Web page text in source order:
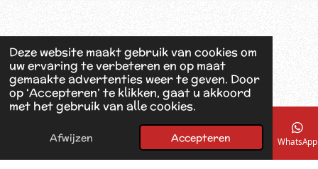
Deze website maakt gebruik van cookies om
uw ervaring te verbeteren en op maat
gemaakte advertenties weer te geven. Door
op ‘Accepteren’ te klikken, gaat u akkoord
met het gebruik van alle cookies.
Afwijzen Accepteren
E-mailadres Telefoonnummer Kaart Facebook WhatsApp